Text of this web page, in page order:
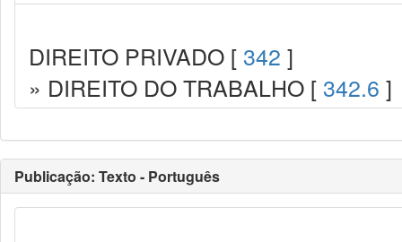
DIREITO PRIVADO [ 342 ]
» DIREITO DO TRABALHO [ 342.6 ]
Publicação: Texto - Português